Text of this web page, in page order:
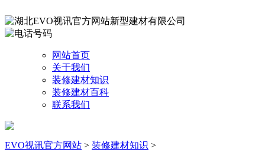
网站首页
关于我们
装修建材知识
装修建材百科
联系我们
EVO视讯官方网站 > 装修建材知识 >